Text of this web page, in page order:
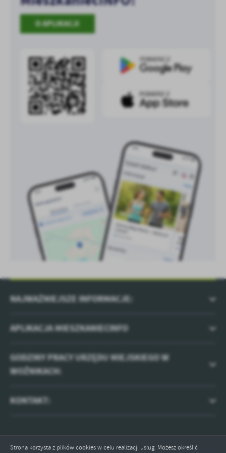
Strona korzysta z plików cookies w celu realizacji usług. Możesz określić
O APLIKACJI
NAJWAŻNIEJSZE INFORMACJE:
APLIKACJA MIESZKANIECINFO
GODZINY PRACY URZĘDU MIEJSKIEGO W
WOŹNIKACH:
KONTAKT: